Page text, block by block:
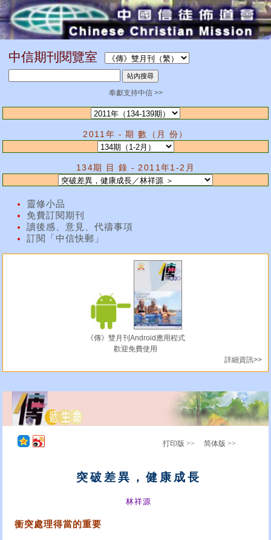
中信期刊閱覽室
奉獻支持中信 >>
2011年 - 期 數（月 份）
134期 目 錄 - 2011年1-2月
靈修小品
免費訂閱期刊
讀後感、意見、代禱事項
訂閱「中信快郵」
《傳》雙月刊Android應用程式
歡迎免費使用
詳細資訊>>
打印版 >> 简体版 >>
突破差異，健康成長
林祥源
衝突處理得當的重要